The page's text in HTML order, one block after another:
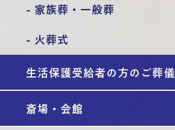
- 家族葬・一般葬
- 火葬式
生活保護受給者の方のご葬儀
斎場・会館